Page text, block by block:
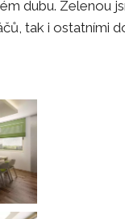
dubu. Zelenou
tak i ostatními